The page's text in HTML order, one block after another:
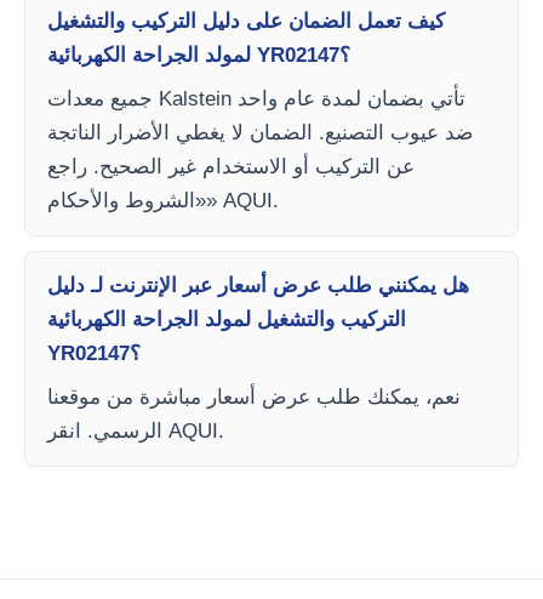
كيف تعمل الضمان على دليل التركيب والتشغيل
لمولد الجراحة الكهربائية YR02147؟
جميع معدات Kalstein تأتي بضمان لمدة عام واحد
ضد عيوب التصنيع. الضمان لا يغطي الأضرار الناتجة
عن التركيب أو الاستخدام غير الصحيح. راجع
«الشروط والأحكام» AQUI.
هل يمكنني طلب عرض أسعار عبر الإنترنت لـ دليل
التركيب والتشغيل لمولد الجراحة الكهربائية
YR02147؟
نعم، يمكنك طلب عرض أسعار مباشرة من موقعنا
الرسمي. انقر AQUI.